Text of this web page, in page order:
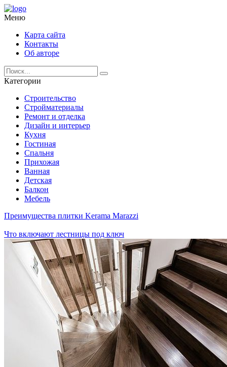
Меню
Карта сайта
Контакты
Об авторе
Категории
Строительство
Стройматериалы
Ремонт и отделка
Дизайн и интерьер
Кухня
Гостиная
Спальня
Прихожая
Ванная
Детская
Балкон
Мебель
Преимущества плитки Kerama Marazzi
Что включают лестницы под ключ